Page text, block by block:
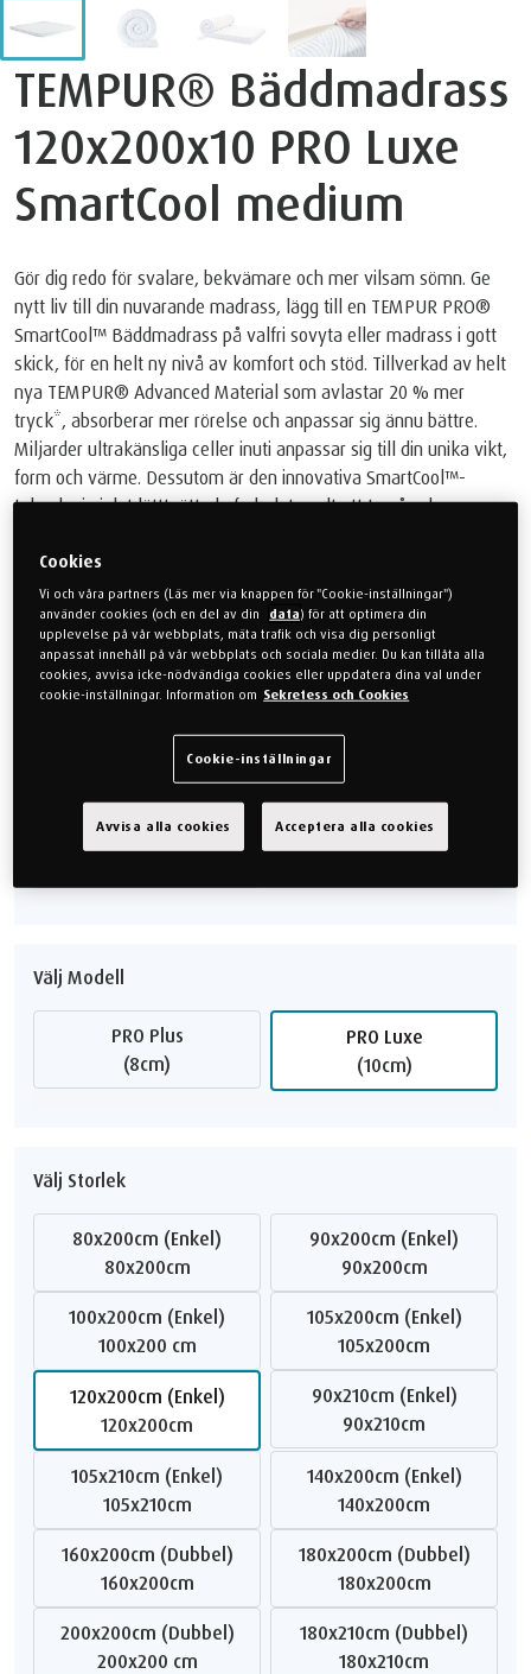
TEMPUR® Bäddmadrass
120x200x10 PRO Luxe
SmartCool medium
Gör dig redo för svalare, bekvämare och mer vilsam sömn. Ge
nytt liv till din nuvarande madrass, lägg till en TEMPUR PRO®
SmartCool™ Bäddmadrass på valfri sovyta eller madrass i gott
skick, för en helt ny nivå av komfort och stöd. Tillverkad av helt
nya TEMPUR® Advanced Material som avlastar 20 % mer
tryck*, absorberar mer rörelse och anpassar sig ännu bättre.
Miljarder ultrakänsliga celler inuti anpassar sig till din unika vikt,
form och värme. Dessutom är den innovativa SmartCool™️-
teknologin i det lätttvättade fodralet svalt att ta på och
rofylld sömn.
19.499 kr16.574 krSpara 2.925 kr
Spara 15% på Pro Luxe SmartCool
Mjuk
Välj Modell
PRO Plus
(8cm)
PRO Luxe
(10cm)
Välj Storlek
80x200cm (Enkel)
80x200cm
90x200cm (Enkel)
90x200cm
100x200cm (Enkel)
100x200 cm
105x200cm (Enkel)
105x200cm
120x200cm (Enkel)
120x200cm
90x210cm (Enkel)
90x210cm
105x210cm (Enkel)
105x210cm
140x200cm (Enkel)
140x200cm
160x200cm (Dubbel)
160x200cm
180x200cm (Dubbel)
180x200cm
200x200cm (Dubbel)
200x200 cm
180x210cm (Dubbel)
180x210cm
Cookies
Vi och våra partners (Läs mer via knappen för "Cookie-inställningar")
använder cookies (och en del av din
data) för att optimera din
upplevelse på vår webbplats, mäta trafik och visa dig personligt
anpassat innehåll på vår webbplats och sociala medier. Du kan tillåta alla
cookies, avvisa icke-nödvändiga cookies eller uppdatera dina val under
cookie-inställningar. Information om Sekretess och Cookies
Cookie-inställningar
Avvisa alla cookies Acceptera alla cookies